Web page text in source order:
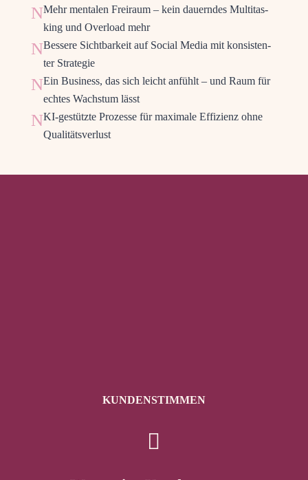
NMehr men­ta­len Frei­raum – kein dau­ern­des Mul­ti­tas­
king und Over­load mehr
NBes­se­re Sicht­bar­keit auf Social Media mit kon­sis­ten­
ter Strategie
NEin Busi­ness, das sich leicht anfühlt – und Raum für
ech­tes Wachs­tum lässt
NKI-gestütz­te Pro­zes­se für maxi­ma­le Effi­zi­enz ohne
Qualitätsverlust
KUN­DEN­STIM­MEN
